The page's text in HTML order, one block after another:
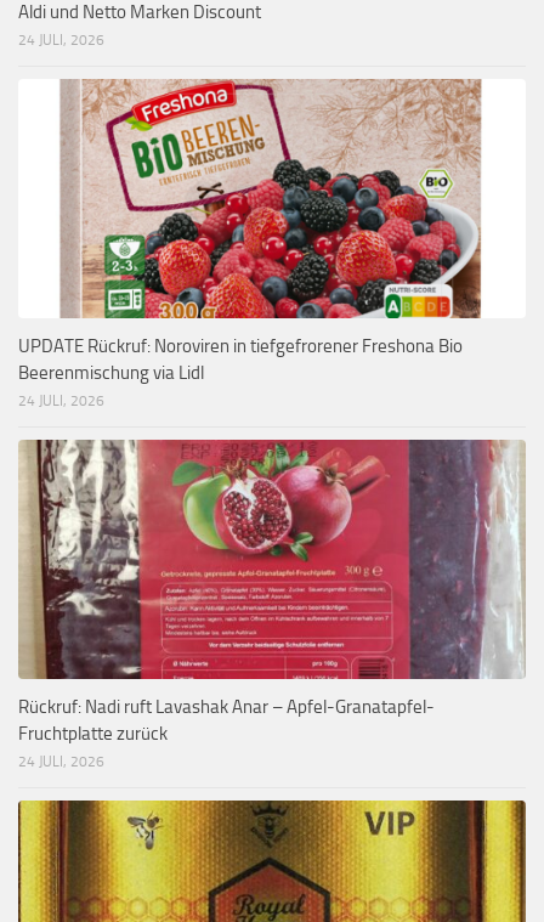
Aldi und Netto Marken Discount
24 JULI, 2026
UPDATE Rückruf: Noroviren in tiefgefrorener Freshona Bio
Beerenmischung via Lidl
24 JULI, 2026
Rückruf: Nadi ruft Lavashak Anar – Apfel-Granatapfel-
Fruchtplatte zurück
24 JULI, 2026